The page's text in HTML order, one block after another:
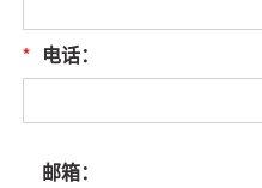
* 电话：
邮箱：